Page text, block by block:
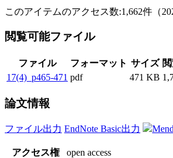
このアイテムのアクセス数:1,662件 （
閲覧可能ファイル
ファイル フォーマット サイズ
17(4)_p465-471 pdf 471 KB
論文情報
ファイル出力 EndNote Basic出力
アクセス権
open access